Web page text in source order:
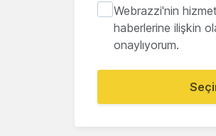
Webrazzi'nin
haberlerine ilişkin
onaylıyorum.